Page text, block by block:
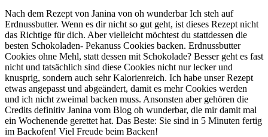
Nach dem Rezept von Janina von oh wunderbar Ich steh auf
Erdnussbutter. Wenn es dir nicht so gut geht, ist dieses Rezept nicht
das Richtige für dich. Aber vielleicht möchtest du stattdessen die
besten Schokoladen- Pekanuss Cookies backen. Erdnussbutter
Cookies ohne Mehl, statt dessen mit Schokolade? Besser geht es fast
nicht und tatsächlich sind diese Cookies nicht nur lecker und
knusprig, sondern auch sehr Kalorienreich. Ich habe unser Rezept
etwas angepasst und abgeändert, damit es mehr Cookies werden
und ich nicht zweimal backen muss. Ansonsten aber gehören die
Credits definitiv Janina vom Blog oh wunderbar, die mir damit mal
ein Wochenende gerettet hat. Das Beste: Sie sind in 5 Minuten fertig
im Backofen! Viel Freude beim Backen!